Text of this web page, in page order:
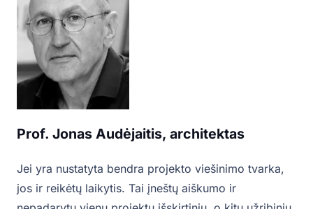
Prof. Jonas Audėjaitis, architektas
Jei yra nustatyta bendra projekto viešinimo tvarka,
jos ir reikėtų laikytis. Tai įneštų aiškumo ir